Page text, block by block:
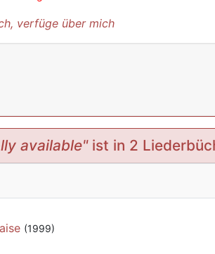
verfüge über mich
available"ist in 2
(1999)